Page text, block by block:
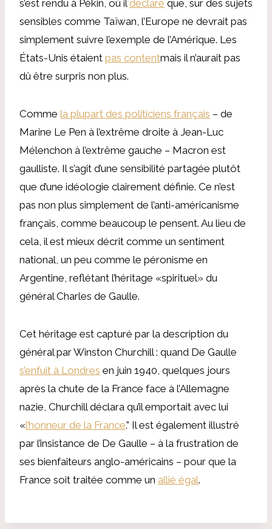
s’est rendu à Pékin, où ildéclaré que, sur des sujets
sensibles comme Taïwan, l’Europe ne devrait pas
simplement suivre l’exemple de l’Amérique. Les
États-Unis étaient pas contentmais il n’aurait pas
dû être surpris non plus.
Comme la plupart des politiciens français – de
Marine Le Pen à l’extrême droite à Jean-Luc
Mélenchon à l’extrême gauche – Macron est
gaulliste. Il s’agit d’une sensibilité partagée plutôt
que d’une idéologie clairement définie. Ce n’est
pas non plus simplement de l’anti-américanisme
français, comme beaucoup le pensent. Au lieu de
cela, il est mieux décrit comme un sentiment
national, un peu comme le péronisme en
Argentine, reflétant l’héritage «spirituel» du
général Charles de Gaulle.
Cet héritage est capturé par la description du
général par Winston Churchill : quand De Gaulle
s’enfuit à Londres en juin 1940, quelques jours
après la chute de la France face à l’Allemagne
nazie, Churchill déclara qu’il emportait avec lui
«l’honneur de la France.” Il est également illustré
par l’insistance de De Gaulle – à la frustration de
ses bienfaiteurs anglo-américains – pour que la
France soit traitée comme un allié égal.